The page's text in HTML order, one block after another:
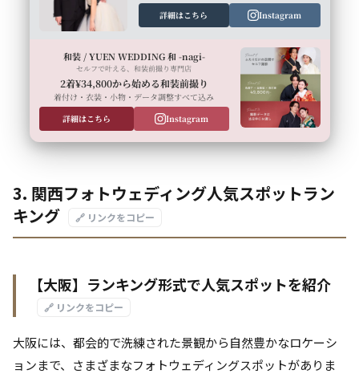
詳細はこちら
Instagram
和装 / YUEN WEDDING 和 -nagi-
セルフで叶える、和装前撮り専門店
2着¥34,800から始める和装前撮り
着付け・衣装・小物・データ調整すべて込み
詳細はこちら
Instagram
3. 関西フォトウェディング人気スポットラン
キング
🔗 リンクをコピー
【大阪】ランキング形式で人気スポットを紹介
🔗 リンクをコピー
大阪には、都会的で洗練された景観から自然豊かなロケーシ
ョンまで、さまざまなフォトウェディングスポットがありま